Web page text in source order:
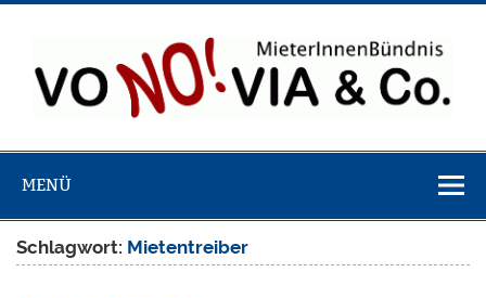
Zum
bei Vonovia, LEG, Velero, Brookfield usw.
MENÜ
Schlagwort: Mietentreiber